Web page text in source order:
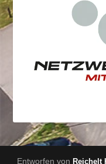
Entworfen von Reichelt